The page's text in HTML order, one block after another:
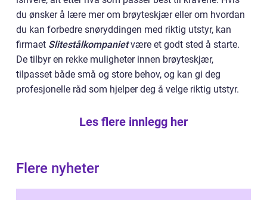
du ønsker å lære mer om brøyteskjær eller om hvordan
du kan forbedre snøryddingen med riktig utstyr, kan
firmaet Slitestålkompaniet være et godt sted å starte.
De tilbyr en rekke muligheter innen brøyteskjær,
tilpasset både små og store behov, og kan gi deg
profesjonelle råd som hjelper deg å velge riktig utstyr.
Les flere innlegg her
Flere nyheter